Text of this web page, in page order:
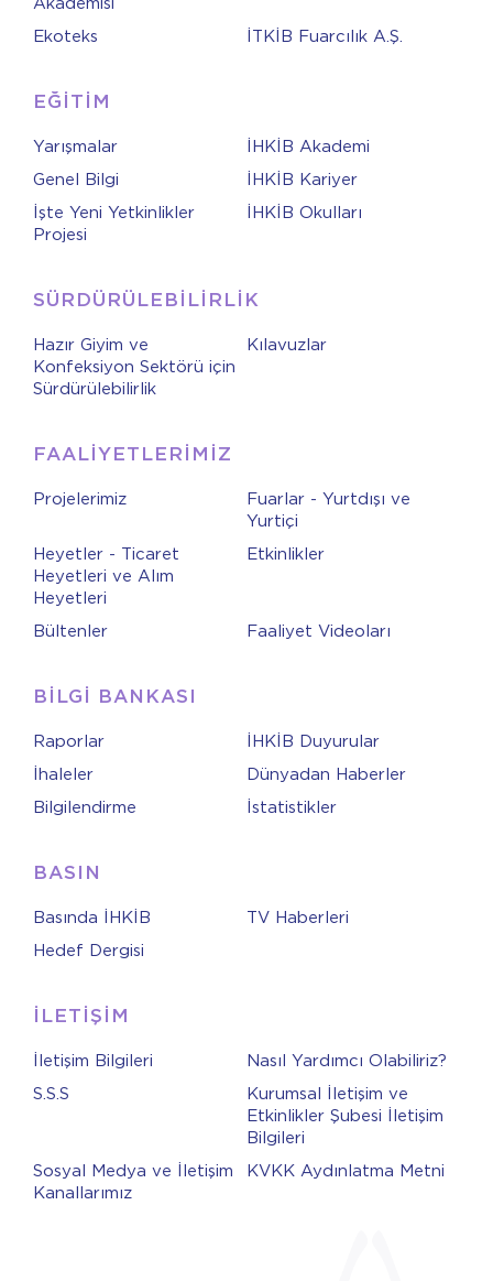
Ekoteks İTKİB Fuarcılık A.Ş.
EĞİTİM
Yarışmalar
İHKİB Akademi
Genel Bilgi
İHKİB Kariyer
İşte Yeni Yetkinlikler
Projesi
İHKİB Okulları
SÜRDÜRÜLEBİLİRLİK
Hazır Giyim ve
Konfeksiyon Sektörü için
Sürdürülebilirlik
Kılavuzlar
FAALİYETLERİMİZ
Projelerimiz
Fuarlar - Yurtdışı ve
Yurtiçi
Heyetler - Ticaret
Heyetleri ve Alım
Heyetleri
Etkinlikler
Bültenler Faaliyet Videoları
BİLGİ BANKASI
Raporlar
İHKİB Duyurular
İhaleler
Dünyadan Haberler
Bilgilendirme
İstatistikler
BASIN
Basında İHKİB
TV Haberleri
Hedef Dergisi
İLETİŞİM
İletişim Bilgileri
Nasıl Yardımcı Olabiliriz?
S.S.S
Kurumsal İletişim ve
Etkinlikler Şubesi İletişim
Bilgileri
Sosyal Medya ve İletişim
Kanallarımız
KVKK Aydınlatma Metni